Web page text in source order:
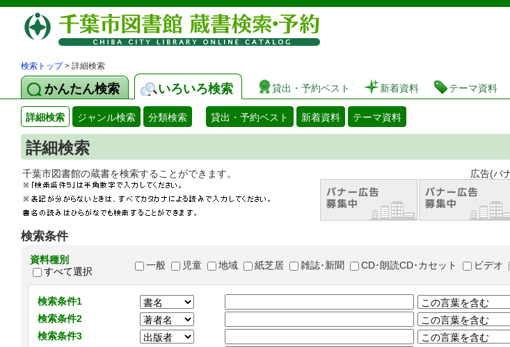
図書館 蔵書検索・予約システム
検索トップ> 詳細検索
かんたん検索 いろいろ検索 貸出・予約ベスト 新着資料 テーマ資料
詳細検索 ジャンル検索 分類検索 貸出・予約ベスト 新着資料 テーマ資料
詳細検索
千葉市図書館の蔵書を検索することができます。 広告(バナー広告等について
検索条件
資料種別
すべて選択
一般 児童 地域 紙芝居 雑誌･新聞 CD･朗読CD･カセット ビデオ
検索条件1
検索条件2
検索条件3